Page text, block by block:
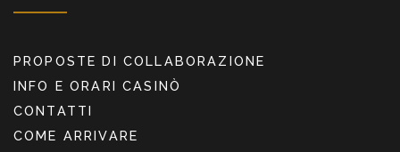
PROPOSTE DI COLLABORAZIONE
INFO E ORARI CASINÒ
CONTATTI
COME ARRIVARE